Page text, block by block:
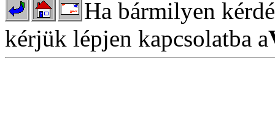
Ha bármilyen
kérjük lépjen kapcsolatba a